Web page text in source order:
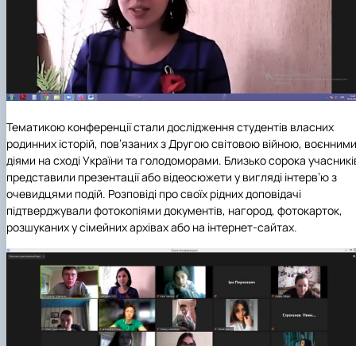
Тематикою конференції стали дослідження студентів власних
родинних історій, пов’язаних з Другою світовою війною, воєнними
діями на сході України та голодоморами. Близько сорока
представили презентації або відеосюжети у вигляді інтерв’ю з
очевидцями подій. Розповіді про своїх рідних доповідачі
підтверджували фотокопіями документів, нагород, фотокарток,
розшуканих у сімейних архівах або на інтернет-сайтах.